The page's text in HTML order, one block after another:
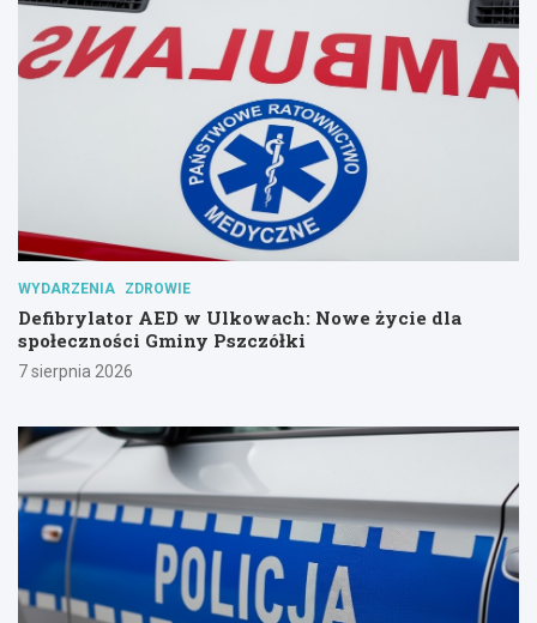
WYDARZENIA ZDROWIE
Defibrylator AED w Ulkowach: Nowe życie dla
społeczności Gminy Pszczółki
7 sierpnia 2026